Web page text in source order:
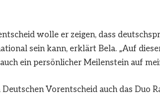
wolle er zeigen, dass
sein kann, erklärt Bela. „Auf
ein persönlicher Meilenstein auf
Vorentscheid auch das Duo